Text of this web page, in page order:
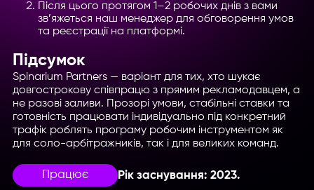
Після цього протягом 1–2 робочих днів з вами
зв’яжеться наш менеджер для обговорення умов
та реєстрації на платформі.
Підсумок
Spinarium Partners — варіант для тих, хто шукає
довгострокову співпрацю з прямим рекламодавцем, а
не разові заливи. Прозорі умови, стабільні ставки та
готовність працювати індивідуально під конкретний
трафік роблять програму робочим інструментом як
для соло-арбітражників, так і для великих команд.
Працює Рік заснування: 2023.